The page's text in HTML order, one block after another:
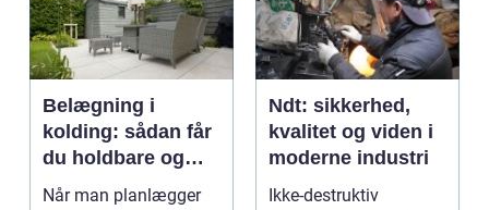
Belægning i
kolding: sådan får
du holdbare og
flotte udearealer
Når man planlægger
Ndt: sikkerhed,
kvalitet og viden i
moderne industri
Ikke-destruktiv